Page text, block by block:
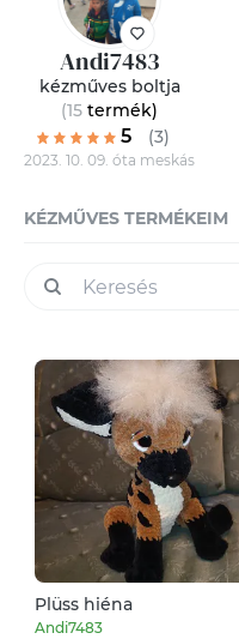
Andi7483
kézműves boltja
(15 termék)
5 (3)
2023. 10. 09. óta meskás
KÉZMŰVES TERMÉKEIM
Plüss hiéna
Andi7483